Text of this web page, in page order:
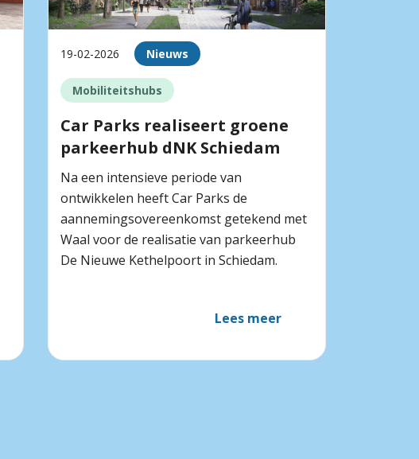
19-02-2026 Nieuws
Mobiliteitshubs
Car Parks realiseert groene
parkeerhub dNK Schiedam
Na een intensieve periode van
ontwikkelen heeft Car Parks de
aannemingsovereenkomst getekend met
Waal voor de realisatie van parkeerhub
De Nieuwe Kethelpoort in Schiedam.
Lees meer